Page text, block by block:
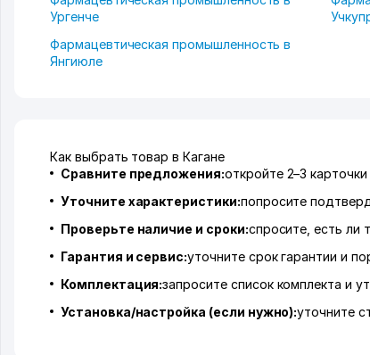
Ургенче
Фармацевтическая промышленность в
Янгиюле
Как выбрать товар в Кагане
Сравните предложения:откройте 2–3
Уточните характеристики:попросите
Проверьте наличие и сроки:спросите, есть ли
Гарантия и сервис:уточните срок гарантии и
Комплектация:запросите список комплекта и
Установка/настройка (если нужно):уточните